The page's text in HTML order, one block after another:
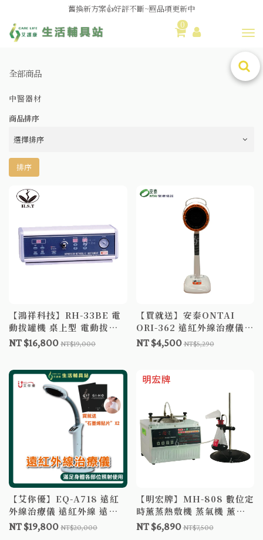
舊換新方案👍好評不斷~🆕品項更新中
😆備餐原來可以這麼輕鬆🎌KEWPIE介護食🍱營養均衡
0
全部商品
中醫器材
商品排序
排序
【鴻祥科技】RH-33BE 電
動拔罐機 桌上型 電動拔罐
器
NT $16,800 NT$19,000
【買就送】安泰ONTAI
ORI-362 遠紅外線治療儀
遠紅外線 遠紅外線治療機
ORI362
NT $4,500NT$5,290
【艾你優】EQ-A718 遠紅
外線治療儀 遠紅外線 遠紅
外線燈 買就送石墨烯貼片
NT $19,800 NT$20,000
【明宏牌】MH-808 數位定
時薰蒸熱敷機 蒸氣機 薰蒸
機 蒸薰熱敷機 MH808
NT $6,890NT$7,500